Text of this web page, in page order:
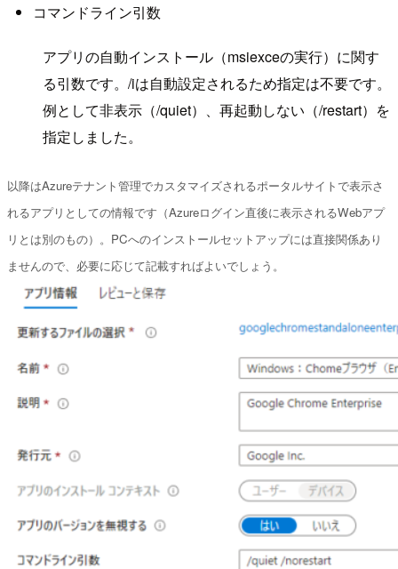
コマンドライン引数
アプリの自動インストール（msiexceの実行）に関す
る引数です。/iは自動設定されるため指定は不要です。
例として非表示（/quiet）、再起動しない（/restart）を
指定しました。
以降はAzureテナント管理でカスタマイズされるポータルサイトで表示さ
れるアプリとしての情報です（Azureログイン直後に表示されるWebアプ
リとは別のもの）。 PCへのインストールセットアップには直接関係あり
ませんので、必要に応じて記載すればよいでしょう。